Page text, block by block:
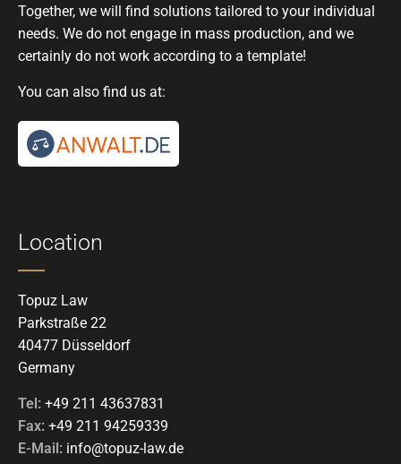
Together, we will find solutions tailored to your individual
needs. We do not engage in mass production, and we
certainly do not work according to a template!
You can also find us at:
Location
Topuz Law
Parkstraße 22
40477 Düsseldorf
Germany
Tel: +49 211 43637831
Fax: +49 211 94259339
E-Mail: info@topuz-law.de